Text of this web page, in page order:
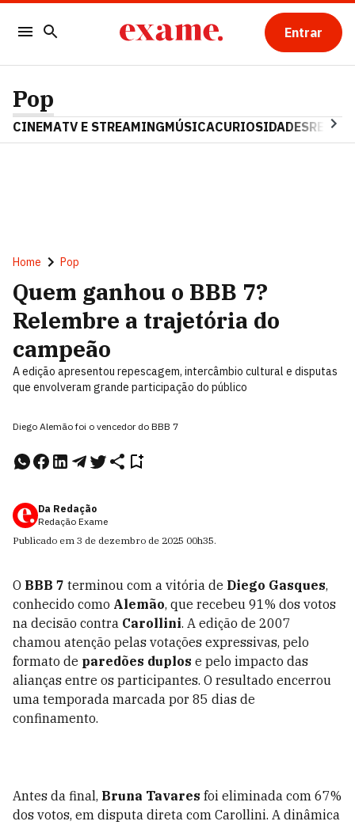
Entrar
Pop
CINEMATV E STREAMINGMÚSICACURIOSIDADES
Home Pop
Quem ganhou o BBB 7?
Relembre a trajetória do
campeão
A edição apresentou repescagem, intercâmbio cultural e disputas
que envolveram grande participação do público
Diego Alemão foi o vencedor do BBB 7
Da Redação
Redação Exame
Publicado em 3 de dezembro de 2025 00h35.
O BBB 7 terminou com a vitória de Diego Gasques,
conhecido como Alemão, que recebeu 91% dos votos
na decisão contra Carollini. A edição de 2007
chamou atenção pelas votações expressivas, pelo
formato de paredões duplos e pelo impacto das
alianças entre os participantes. O resultado encerrou
uma temporada marcada por 85 dias de
confinamento.
Antes da final, Bruna Tavares foi eliminada com 67%
dos votos, em disputa direta com Carollini. A dinâmica